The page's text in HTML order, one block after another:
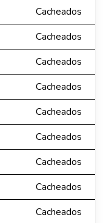
Cacheados
Cacheados
Cacheados
Cacheados
Cacheados
Cacheados
Cacheados
Cacheados
Cacheados